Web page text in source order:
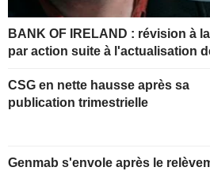
BANK OF IRELAND : révision à
par action suite à l'actualisation
CSG en nette hausse après sa
publication trimestrielle
Genmab s'envole après le